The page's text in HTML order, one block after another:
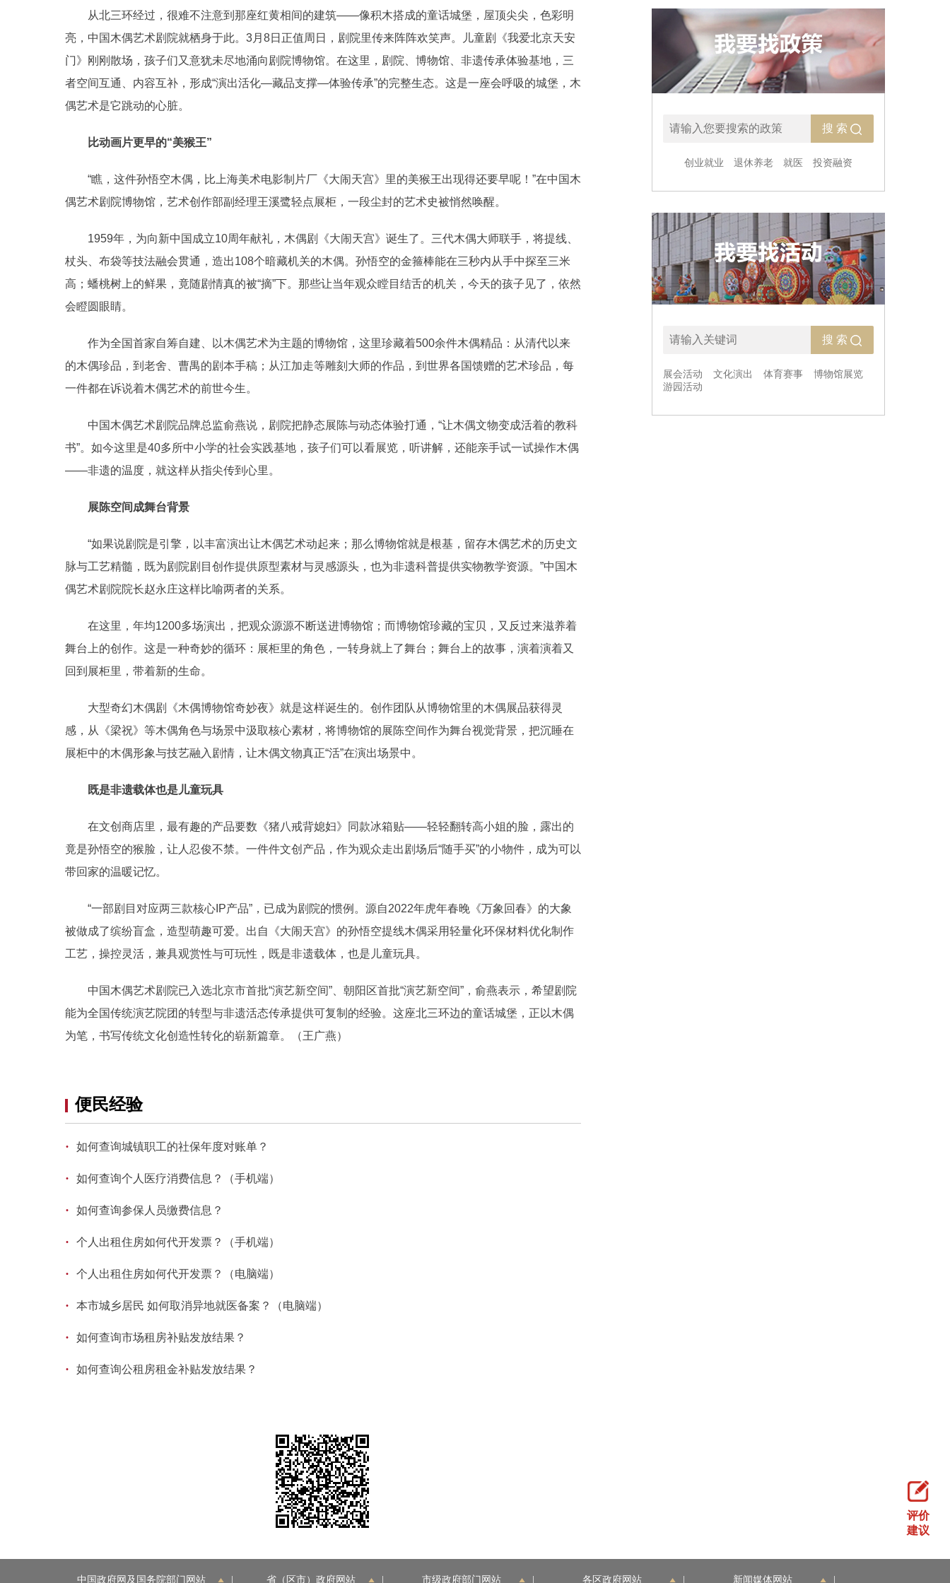
从北三环经过，很难不注意到那座红黄相间的建筑——像积木搭成的童话城堡，屋顶尖尖，色彩明
亮，中国木偶艺术剧院就栖身于此。3月8日正值周日，剧院里传来阵阵欢笑声。儿童剧《我爱北京天安
门》刚刚散场，孩子们又意犹未尽地涌向剧院博物馆。在这里，剧院、博物馆、非遗传承体验基地，三
者空间互通、内容互补，形成“演出活化—藏品支撑—体验传承”的完整生态。这是一座会呼吸的城堡，木
偶艺术是它跳动的心脏。
比动画片更早的“美猴王”
“瞧，这件孙悟空木偶，比上海美术电影制片厂《大闹天宫》里的美猴王出现得还要早呢！”在中国木
偶艺术剧院博物馆，艺术创作部副经理王溪鹭轻点展柜，一段尘封的艺术史被悄然唤醒。
1959年，为向新中国成立10周年献礼，木偶剧《大闹天宫》诞生了。三代木偶大师联手，将提线、
杖头、布袋等技法融会贯通，造出108个暗藏机关的木偶。孙悟空的金箍棒能在三秒内从手中探至三米
高；蟠桃树上的鲜果，竟随剧情真的被“摘”下。那些让当年观众瞠目结舌的机关，今天的孩子见了，依然
会瞪圆眼睛。
作为全国首家自筹自建、以木偶艺术为主题的博物馆，这里珍藏着500余件木偶精品：从清代以来
的木偶珍品，到老舍、曹禺的剧本手稿；从江加走等雕刻大师的作品，到世界各国馈赠的艺术珍品，每
一件都在诉说着木偶艺术的前世今生。
中国木偶艺术剧院品牌总监俞燕说，剧院把静态展陈与动态体验打通，“让木偶文物变成活着的教科
书”。如今这里是40多所中小学的社会实践基地，孩子们可以看展览，听讲解，还能亲手试一试操作木偶
——非遗的温度，就这样从指尖传到心里。
展陈空间成舞台背景
“如果说剧院是引擎，以丰富演出让木偶艺术动起来；那么博物馆就是根基，留存木偶艺术的历史文
脉与工艺精髓，既为剧院剧目创作提供原型素材与灵感源头，也为非遗科普提供实物教学资源。”中国木
偶艺术剧院院长赵永庄这样比喻两者的关系。
在这里，年均1200多场演出，把观众源源不断送进博物馆；而博物馆珍藏的宝贝，又反过来滋养着
舞台上的创作。这是一种奇妙的循环：展柜里的角色，一转身就上了舞台；舞台上的故事，演着演着又
回到展柜里，带着新的生命。
大型奇幻木偶剧《木偶博物馆奇妙夜》就是这样诞生的。创作团队从博物馆里的木偶展品获得灵
感，从《梁祝》等木偶角色与场景中汲取核心素材，将博物馆的展陈空间作为舞台视觉背景，把沉睡在
展柜中的木偶形象与技艺融入剧情，让木偶文物真正“活”在演出场景中。
既是非遗载体也是儿童玩具
在文创商店里，最有趣的产品要数《猪八戒背媳妇》同款冰箱贴——轻轻翻转高小姐的脸，露出的
竟是孙悟空的猴脸，让人忍俊不禁。一件件文创产品，作为观众走出剧场后“随手买”的小物件，成为可以
带回家的温暖记忆。
“一部剧目对应两三款核心IP产品”，已成为剧院的惯例。源自2022年虎年春晚《万象回春》的大象
被做成了缤纷盲盒，造型萌趣可爱。出自《大闹天宫》的孙悟空提线木偶采用轻量化环保材料优化制作
工艺，操控灵活，兼具观赏性与可玩性，既是非遗载体，也是儿童玩具。
中国木偶艺术剧院已入选北京市首批“演艺新空间”、朝阳区首批“演艺新空间”，俞燕表示，希望剧院
能为全国传统演艺院团的转型与非遗活态传承提供可复制的经验。这座北三环边的童话城堡，正以木偶
为笔，书写传统文化创造性转化的崭新篇章。（王广燕）
便民经验
· 如何查询城镇职工的社保年度对账单？
· 如何查询个人医疗消费信息？（手机端）
· 如何查询参保人员缴费信息？
· 个人出租住房如何代开发票？（手机端）
· 个人出租住房如何代开发票？（电脑端）
· 本市城乡居民 如何取消异地就医备案？（电脑端）
· 如何查询市场租房补贴发放结果？
· 如何查询公租房租金补贴发放结果？
评价
建议
中国政府网及国务院部门网站 省（区市）政府网站 市级政府部门网站 各区政府网站 新闻媒体网站